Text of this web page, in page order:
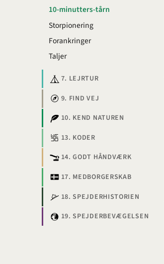
10-minutters-tårn
Storpionering
Forankringer
Taljer
7. LEJRTUR
9. FIND VEJ
10. KEND NATUREN
13. KODER
14. GODT HÅNDVÆRK
17. MEDBORGERSKAB
18. SPEJDERHISTORIEN
19. SPEJDERBEVÆGELSEN